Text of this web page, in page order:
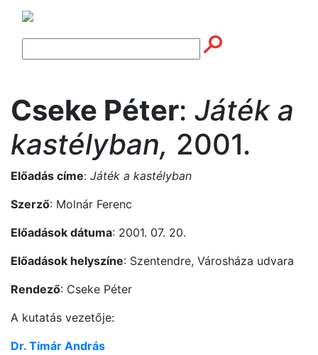
Cseke Péter: Játék a
kastélyban, 2001.
Előadás címe: Játék a kastélyban
Szerző: Molnár Ferenc
Előadások dátuma: 2001. 07. 20.
Előadások helyszíne: Szentendre, Városháza udvara
Rendező: Cseke Péter
A kutatás vezetője:
Dr. Timár András